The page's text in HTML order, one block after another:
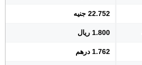
22.752 جنيه
1.800 ريال
1.762 درهم